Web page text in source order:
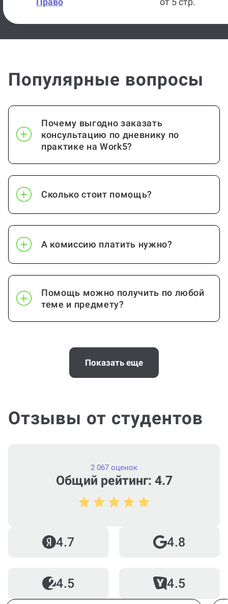
Популярные вопросы
Почему выгодно заказать
консультацию по дневнику по
практике на Work5?
Сколько стоит помощь?
А комиссию платить нужно?
Помощь можно получить по любой
теме и предмету?
Помощь с услугой Дневник по
практике нужна срочно
(консультация по Дневнику по
Как работает гарантия?
Кто помогает с работой?
Когда и как нужно оплачивать
заказ?
Показать еще
Отзывы от студентов
Общий рейтинг: 4.7
2 067 оценок
4.7 4.8
4.5 4.5